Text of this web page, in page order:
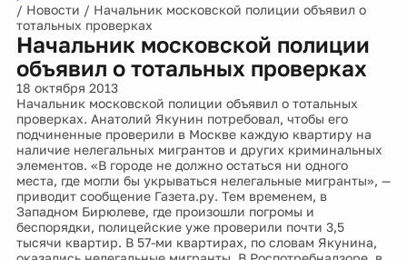
/ Новости / Начальник московской полиции объявил о
тотальных проверках
Начальник московской полиции
объявил о тотальных проверках
18 октября 2013
Начальник московской полиции объявил о тотальных
проверках. Анатолий Якунин потребовал, чтобы его
подчиненные проверили в Москве каждую квартиру на
наличие нелегальных мигрантов и других криминальных
элементов. «В городе не должно остаться ни одного
места, где могли бы укрываться нелегальные мигранты», —
приводит сообщение Газета.ру. Тем временем, в
Западном Бирюлеве, где произошли погромы и
беспорядки, полицейские уже проверили почти 3,5
тысячи квартир. В 57-ми квартирах, по словам Якунина,